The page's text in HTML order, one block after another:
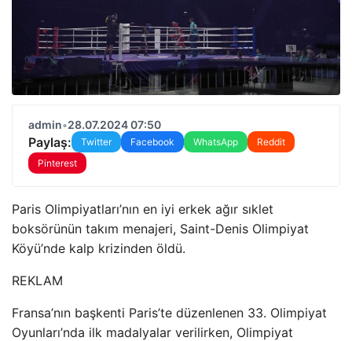
admin•28.07.2024 07:50
Paylaş: Twitter Facebook WhatsApp
Reddit
Pinterest
Paris Olimpiyatları’nın en iyi erkek ağır sıklet
boksörünün takım menajeri, Saint-Denis Olimpiyat
Köyü’nde kalp krizinden öldü.
REKLAM
Fransa’nın başkenti Paris’te düzenlenen 33. Olimpiyat
Oyunları’nda ilk madalyalar verilirken, Olimpiyat